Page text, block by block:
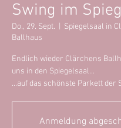
Swing im
Do., 29. Sept.
Spiegelsaal in
Ballhaus
Endlich wieder Clärchens
uns in den Spiegelsaal...
...auf das schönste Parkett der
Anmeldung